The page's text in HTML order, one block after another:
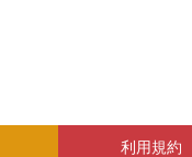
利用規約